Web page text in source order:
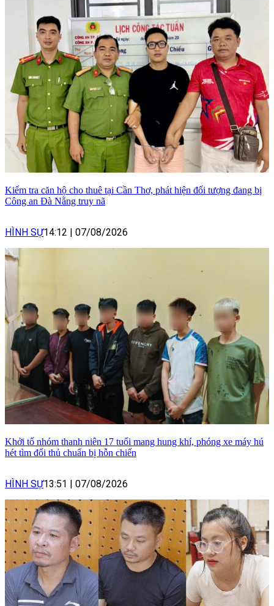
Kiểm tra căn hộ cho thuê tại Cần Thơ, phát hiện đối tượng đang bị
Công an Đà Nẵng truy nã
HÌNH SỰ14:12 | 07/08/2026
Khởi tố nhóm thanh niên 17 tuổi mang hung khí, phóng xe máy hú
hét tìm đối thủ chuẩn bị hỗn chiến
HÌNH SỰ13:51 | 07/08/2026